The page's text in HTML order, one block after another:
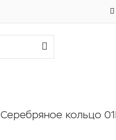
Серебряное кольцо